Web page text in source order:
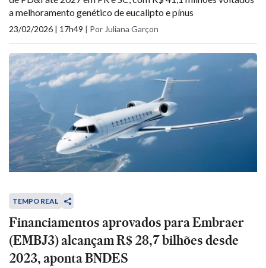
a melhoramento genético de eucalipto e pínus
23/02/2026 | 17h49 | Por Juliana Garçon
TEMPO REAL
Financiamentos aprovados para Embraer
(EMBJ3) alcançam R$ 28,7 bilhões desde
2023, aponta BNDES